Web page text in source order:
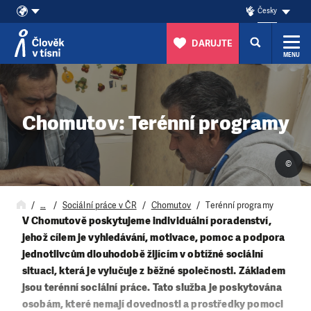
Přeskočit na obsah
Česky
DARUJTE
MENU
Chomutov: Terénní programy
©
… Sociální práce v ČR Chomutov Terénní programy
V Chomutově poskytujemeindividuální poradenství,
jehož cílem je vyhledávání, motivace, pomoc a podpora
jednotlivcům dlouhodobě žijícím v obtížné sociální
situaci, která je vylučuje z běžné společnosti. Základem
jsou terénní sociální práce. Tato služba je poskytována
osobám, které nemají dovednosti a prostředky pomoci